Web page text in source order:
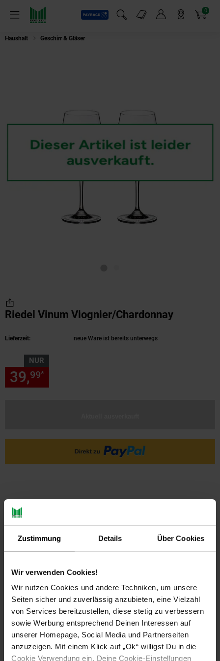
Zustimmung Details Über Cookies
Wir verwenden Cookies!
Wir nutzen Cookies und andere Techniken, um unsere
Seiten sicher und zuverlässig anzubieten, eine Vielzahl
von Services bereitzustellen, diese stetig zu verbessern
sowie Werbung entsprechend Deinen Interessen auf
unserer Homepage, Social Media und Partnerseiten
anzuzeigen. Mit einem Klick auf „Ok“ willigst Du in die
Cookie Verwendung ein. Deine Cookie-Einstellungen
Menü
Payback
Suchfeld einblenden
Markt-Angebote 0
Artikel
Haushalt Geschirr & Gläser
Riedel Vinum Viognier/Chardonnay
Lieferzeit: neue Ware ist bereits unterwegs
NUR
39,99*
Extra°Punkte:
0
Produktbeschreibung
Riedels Maßsstab - 1986 wurde mit Vinum die erste